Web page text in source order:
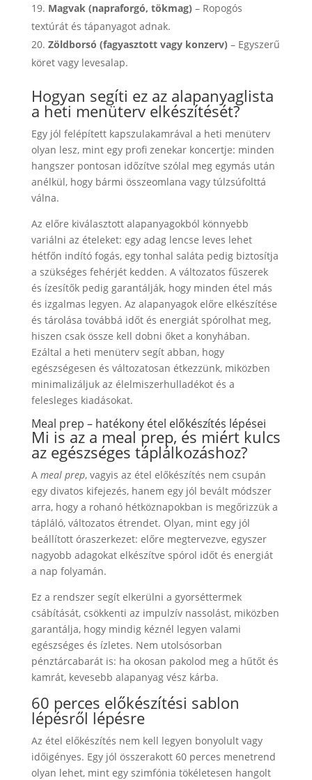
Magvak (napraforgó, tökmag) – Ropogós
textúrát és tápanyagot adnak.
Zöldborsó (fagyasztott vagy konzerv) – Egyszerű
köret vagy levesalap.
Hogyan segíti ez az alapanyaglista
a heti menüterv elkészítését?
Egy jól felépített kapszulakamrával a heti menüterv
olyan lesz, mint egy profi zenekar koncertje: minden
hangszer pontosan időzítve szólal meg egymás után
anélkül, hogy bármi összeomlana vagy túlzsúfolttá
válna.
Az előre kiválasztott alapanyagokból könnyebb
variálni az ételeket: egy adag lencse leves lehet
hétfőn indító fogás, egy tonhal saláta pedig biztosítja
a szükséges fehérjét kedden. A változatos fűszerek
és ízesítők pedig garantálják, hogy minden étel más
és izgalmas legyen. Az alapanyagok előre elkészítése
és tárolása továbbá időt és energiát spórolhat meg,
hiszen csak össze kell dobni őket a konyhában.
Ezáltal a heti menüterv segít abban, hogy
egészségesen és változatosan étkezzünk, miközben
minimalizáljuk az élelmiszerhulladékot és a
felesleges kiadásokat.
Meal prep – hatékony étel előkészítés lépései
Mi is az a meal prep, és miért kulcs
az egészséges táplálkozáshoz?
A meal prep, vagyis az étel előkészítés nem csupán
egy divatos kifejezés, hanem egy jól bevált módszer
arra, hogy a rohanó hétköznapokban is megőrizzük a
tápláló, változatos étrendet. Olyan, mint egy jól
beállított óraszerkezet: előre megtervezve, egyszer
nagyobb adagokat elkészítve spórol időt és energiát
a nap folyamán.
Ez a rendszer segít elkerülni a gyorséttermek
csábítását, csökkenti az impulzív nassolást, miközben
garantálja, hogy mindig kéznél legyen valami
egészséges és ízletes. Nem utolsósorban
pénztárcabarát is: ha okosan pakolod meg a hűtőt és
kamrát, kevesebb alapanyag vész kárba.
60 perces előkészítési sablon
lépésről lépésre
Az étel előkészítés nem kell legyen bonyolult vagy
időigényes. Egy jól összerakott 60 perces menetrend
olyan lehet, mint egy szimfónia tökéletesen hangolt